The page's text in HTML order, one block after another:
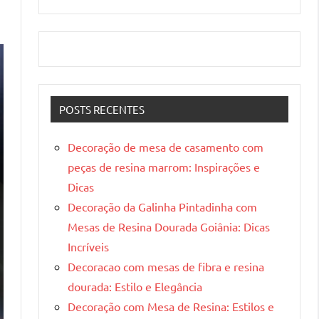
POSTS RECENTES
Decoração de mesa de casamento com
peças de resina marrom: Inspirações e
Dicas
Decoração da Galinha Pintadinha com
Mesas de Resina Dourada Goiânia: Dicas
Incríveis
Decoracao com mesas de fibra e resina
dourada: Estilo e Elegância
Decoração com Mesa de Resina: Estilos e